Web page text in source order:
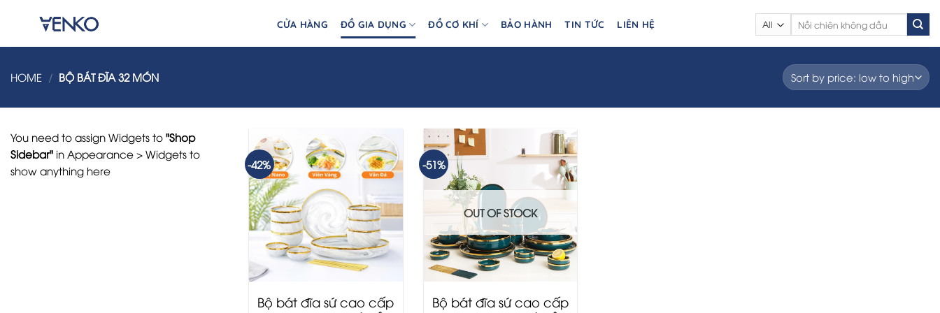
CỬA HÀNG ĐỒ GIA DỤNG ĐỒ CƠ KHÍ BẢO HÀNH TIN TỨC LIÊN HỆ
Search
for:
HOME / BỘ BÁT ĐĨA 32 MÓN
You need to assign Widgets to "Shop
Sidebar" in Appearance > Widgets to
show anything here
-42%
Bộ bát đĩa sứ cao cấp
-51%
OUT OF STOCK
Bộ bát đĩa sứ cao cấp